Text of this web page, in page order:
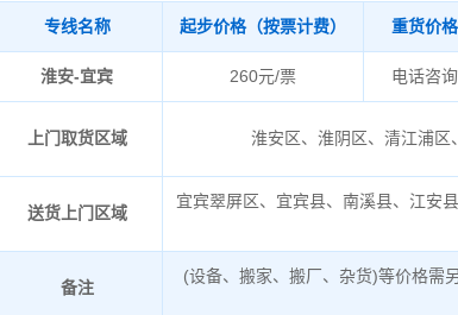
专线名称 起步价格（按票计费） 重货价
淮安-宜宾 260元/票 电话咨
上门取货区域 淮安区、淮阴区、清江浦
送货上门区域
宜宾翠屏区、宜宾县、南溪县、江安
备注
(设备、搬家、搬厂、杂货)等价格需